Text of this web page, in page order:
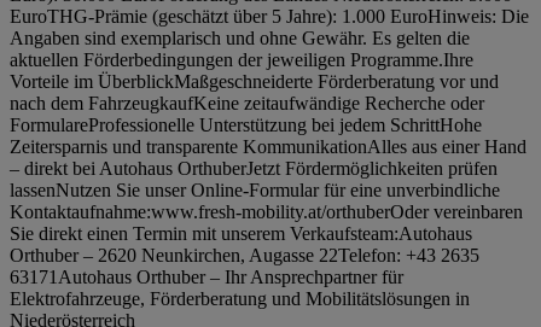
EuroTHG-Prämie (geschätzt über 5 Jahre): 1.000 EuroHinweis: Die
Angaben sind exemplarisch und ohne Gewähr. Es gelten die
aktuellen Förderbedingungen der jeweiligen Programme.Ihre
Vorteile im ÜberblickMaßgeschneiderte Förderberatung vor und
nach dem FahrzeugkaufKeine zeitaufwändige Recherche oder
FormulareProfessionelle Unterstützung bei jedem SchrittHohe
Zeitersparnis und transparente KommunikationAlles aus einer Hand
– direkt bei Autohaus OrthuberJetzt Fördermöglichkeiten prüfen
lassenNutzen Sie unser Online-Formular für eine unverbindliche
Kontaktaufnahme:www.fresh-mobility.at/orthuberOder vereinbaren
Sie direkt einen Termin mit unserem Verkaufsteam:Autohaus
Orthuber – 2620 Neunkirchen, Augasse 22Telefon: +43 2635
63171Autohaus Orthuber – Ihr Ansprechpartner für
Elektrofahrzeuge, Förderberatung und Mobilitätslösungen in
Niederösterreich